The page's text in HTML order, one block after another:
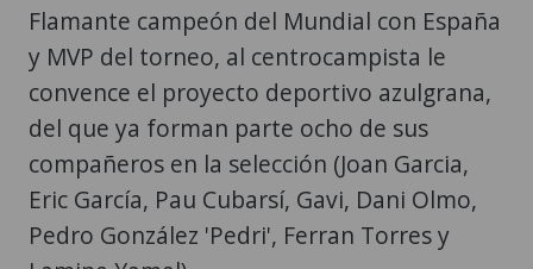
Flamante campeón del Mundial con España
y MVP del torneo, al centrocampista le
convence el proyecto deportivo azulgrana,
del que ya forman parte ocho de sus
compañeros en la selección (Joan Garcia,
Eric García, Pau Cubarsí, Gavi, Dani Olmo,
Pedro González 'Pedri', Ferran Torres y